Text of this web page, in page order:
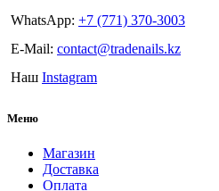
WhatsApp: +7 (771) 370-3003
E-Mail: contact@tradenails.kz
Наш Instagram
Меню
Магазин
Доставка
Оплата